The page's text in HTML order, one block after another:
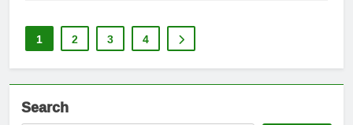
1 2 3 4
Search